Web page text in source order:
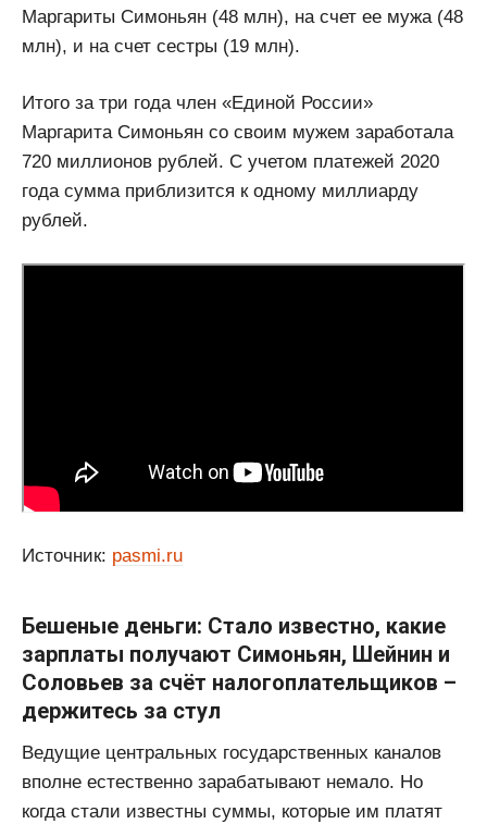
Маргариты Симоньян (48 млн), на счет ее мужа (48
млн), и на счет сестры (19 млн).
Итого за три года член «Единой России»
Маргарита Симоньян со своим мужем заработала
720 миллионов рублей. С учетом платежей 2020
года сумма приблизится к одному миллиарду
рублей.
Источник: pasmi.ru
Бешеные деньги: Стало известно, какие
зарплаты получают Симоньян, Шейнин и
Соловьев за счёт налогоплательщиков –
держитесь за стул
Ведущие центральных государственных каналов
вполне естественно зарабатывают немало. Но
когда стали известны суммы, которые им платят